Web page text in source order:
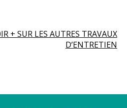
+ SUR LES AUTRES TRAVAUX
D’ENTRETIEN